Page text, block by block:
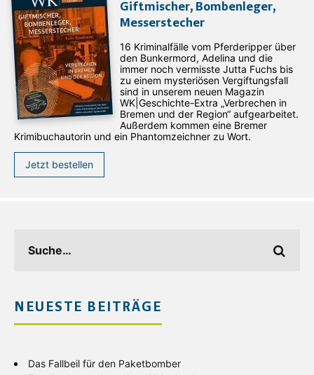
Giftmischer, Bombenleger,
Messerstecher
16 Kriminalfälle vom Pferderipper über
den Bunkermord, Adelina und die
immer noch vermisste Jutta Fuchs bis
zu einem mysteriösen Vergiftungsfall
sind in unserem neuen Magazin
WK|Geschichte-Extra „Verbrechen in
Bremen und der Region“ aufgearbeitet.
Außerdem kommen eine Bremer
Krimibuchautorin und ein Phantomzeichner zu Wort.
Jetzt bestellen
NEUESTE BEITRÄGE
Das Fallbeil für den Paketbomber